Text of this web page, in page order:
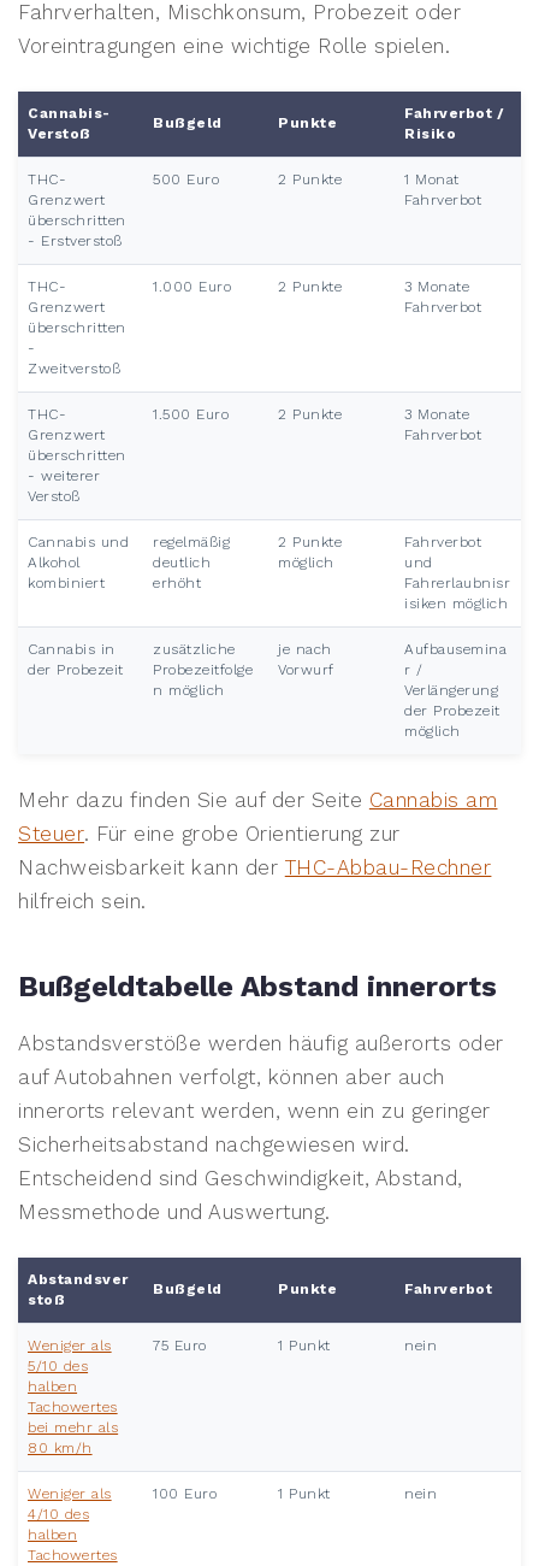
Fahrverhalten, Mischkonsum, Probezeit oder
Voreintragungen eine wichtige Rolle spielen.
Cannabis-
Verstoß
Bußgeld Punkte
Fahrverbot /
Risiko
THC-
Grenzwert
überschritten
- Erstverstoß
500 Euro 2 Punkte
1 Monat
Fahrverbot
THC-
Grenzwert
überschritten
-
Zweitverstoß
1.000 Euro 2 Punkte
3 Monate
Fahrverbot
THC-
Grenzwert
überschritten
- weiterer
Verstoß
1.500 Euro 2 Punkte
3 Monate
Fahrverbot
Cannabis und
Alkohol
kombiniert
regelmäßig
deutlich
erhöht
2 Punkte
möglich
Fahrverbot
und
Fahrerlaubnisr
isiken möglich
Cannabis in
der Probezeit
zusätzliche
Probezeitfolge
n möglich
je nach
Vorwurf
Aufbausemina
r /
Verlängerung
der Probezeit
möglich
Mehr dazu finden Sie auf der Seite Cannabis am
Steuer. Für eine grobe Orientierung zur
Nachweisbarkeit kann der THC-Abbau-Rechner
hilfreich sein.
Bußgeldtabelle Abstand innerorts
Abstandsverstöße werden häufig außerorts oder
auf Autobahnen verfolgt, können aber auch
innerorts relevant werden, wenn ein zu geringer
Sicherheitsabstand nachgewiesen wird.
Entscheidend sind Geschwindigkeit, Abstand,
Messmethode und Auswertung.
Abstandsver
stoß
Bußgeld Punkte Fahrverbot
Weniger als
5/10 des
halben
Tachowertes
bei mehr als
80 km/h
75 Euro 1 Punkt nein
Weniger als
4/10 des
halben
Tachowertes
100 Euro 1 Punkt nein